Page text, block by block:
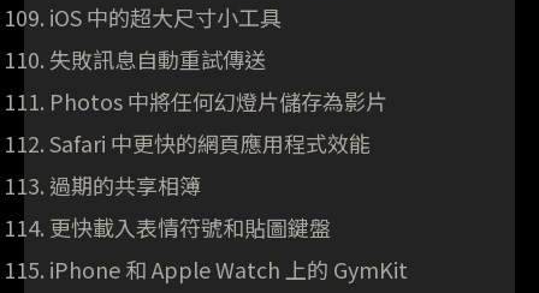
iOS 中的超大尺寸小工具
失敗訊息自動重試傳送
Photos 中將任何幻燈片儲存為影片
Safari 中更快的網頁應用程式效能
過期的共享相簿
更快載入表情符號和貼圖鍵盤
iPhone 和 Apple Watch 上的 GymKit